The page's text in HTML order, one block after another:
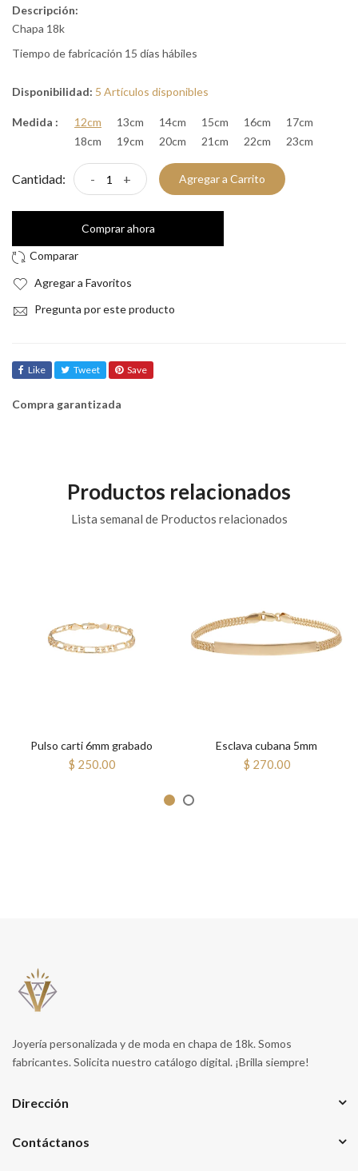
Descripción:
Chapa 18k
Tiempo de fabricación 15 días hábiles
Disponibilidad: 5 Artículos disponibles
Medida : 12cm 13cm 14cm 15cm 16cm
17cm
18cm
19cm 20cm 21cm 22cm 23cm
Cantidad: - + Agregar a Carrito
Comprar ahora
Agregar a Favoritos
Pregunta por este producto
Like Tweet Save
Compra garantizada
Productos relacionados
Lista semanal de Productos relacionados
Pulso carti 6mm grabado
$ 250.00
Esclava cubana 5mm
$ 270.00
Joyería personalizada y de moda en chapa de 18k. Somos
fabricantes. Solicita nuestro catálogo digital. ¡Brilla siempre!
Dirección
Contáctanos